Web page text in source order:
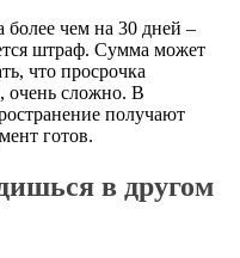
более чем на 30 дней –
штраф. Сумма может
что просрочка
очень сложно. В
получают
готов.
в другом